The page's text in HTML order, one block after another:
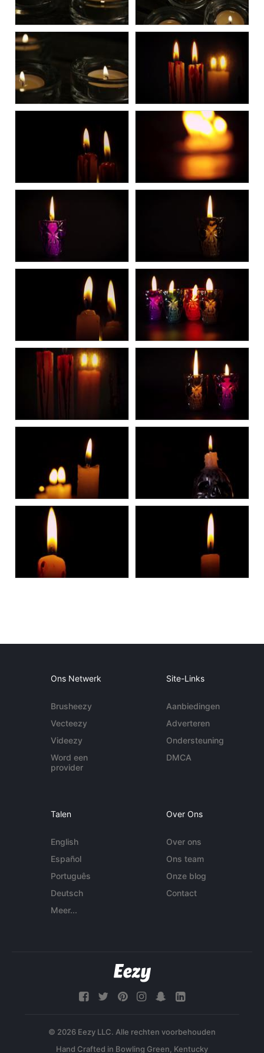
Ons Netwerk
Brusheezy
Vecteezy
Videezy
Word een
provider
Site-Links
Aanbiedingen
Adverteren
Ondersteuning
DMCA
Talen
English
Español
Português
Deutsch
Meer...
Over Ons
Over ons
Ons team
Onze blog
Contact
© 2026 Eezy LLC. Alle rechten voorbehouden